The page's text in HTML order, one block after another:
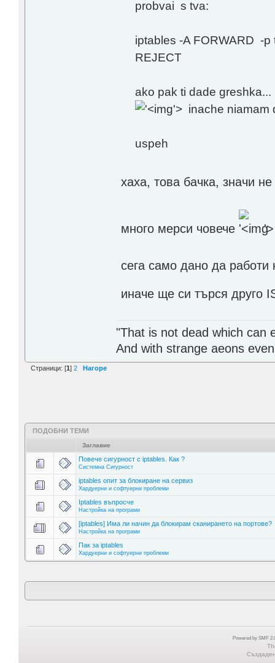
probvai s tva:
iptables -A FORWARD -p
REJECT
ako pak ti dade
'>inache niamam
uspeh
хаха, това бачка, значи
много мерси човече '>
сега само дано да работи
иначе ще си търся друго
"That is not dead which can
And with strange aeons
Страници: [1] 2 Нагоре
ПОДОБНИ ТЕМИ
Заглавие
Повече сигурност с iptables. Как ?
Системна Сигурност
iptables опит за блокиране на сервиз
Хардуерни и софтуерни проблеми
Iptables въпросче
Настройка на програми
[iptables] Има ли начин да блокирам сканирането на портове?
Настройка на програми
Пак за iptables
Хардуерни и софтуерни проблеми
Powered by SMF